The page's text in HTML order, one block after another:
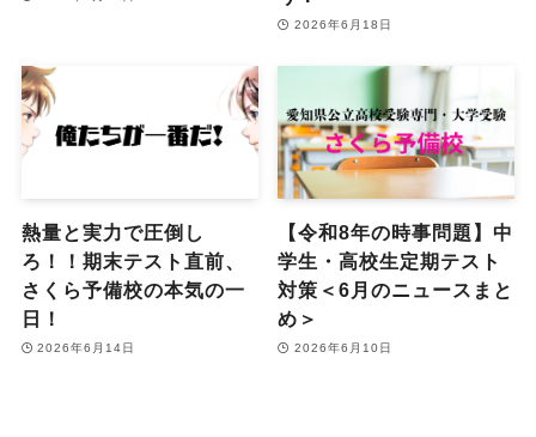
2026年6月18日
熱量と実力で圧倒し
ろ！！期末テスト直前、
さくら予備校の本気の一
日！
2026年6月14日
【令和8年の時事問題】中
学生・高校生定期テスト
対策＜6月のニュースまと
め＞
2026年6月10日